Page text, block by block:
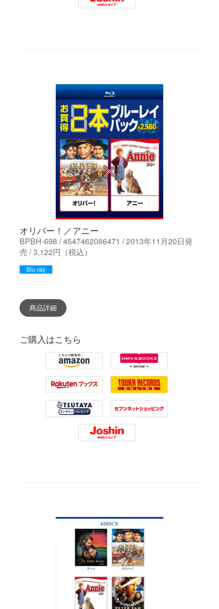
Joshin
オリバー！／アニー
BPBH-698 / 4547462086471 / 2013年11月20日発
売 / 3,122円（税込）
Blu-ray
商品詳細
ご購入はこちら
Amazon HMV
Rakuten Tower Records
Tsutaya 7net
Joshin